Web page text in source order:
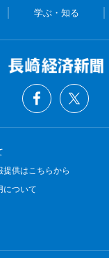
学ぶ・知る
供はこちらから
について